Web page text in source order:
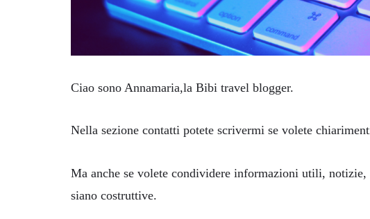
Ciao sono Annamaria,la Bibi travel blogger.
Nella sezione contatti potete scrivermi se volete
Ma anche se volete condividere informazioni utili,
siano costruttive.